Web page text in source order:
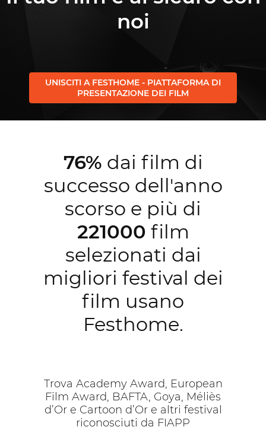
noi
UNISCITI A FESTHOME - PIATTAFORMA DI
PRESENTAZIONE DEI FILM
76% dai film di
successo dell'anno
scorso e più di
221000 film
selezionati dai
migliori festival dei
film usano
Festhome.
Trova Academy Award, European
Film Award, BAFTA, Goya, Méliès
d’Or e Cartoon d’Or e altri festival
riconosciuti da FIAPP